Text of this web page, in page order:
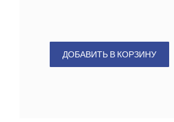
ДОБАВИТЬ В КОРЗИНУ